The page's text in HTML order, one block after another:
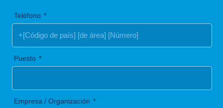
Teléfono
Puesto
Empresa / Organización